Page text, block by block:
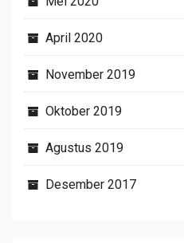
April 2020
November 2019
Oktober 2019
Agustus 2019
Desember 2017